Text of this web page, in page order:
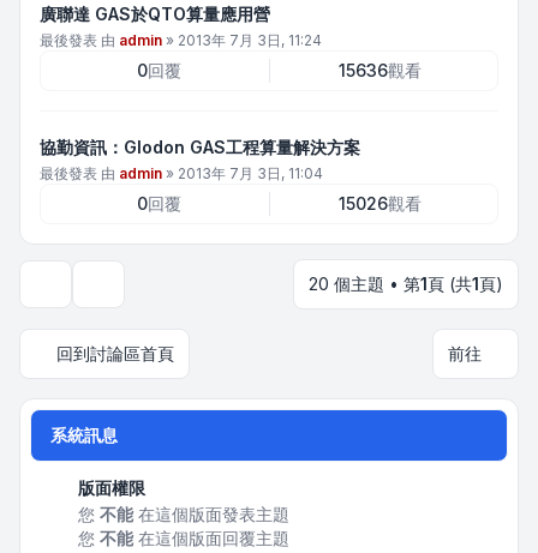
廣聯達 GAS於QTO算量應用營
最後發表 由 admin » 2013年 7月 3日, 11:24
0回覆 15636觀看
協勤資訊：Glodon GAS工程算量解決方案
最後發表 由 admin » 2013年 7月 3日, 11:04
0回覆 15026觀看
20 個主題 • 第1頁 (共1頁)
回到討論區首頁 前往
系統訊息
版面權限
您 不能在這個版面發表主題
您 不能在這個版面回覆主題